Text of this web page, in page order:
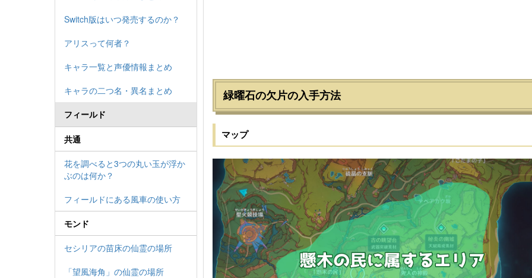
Switch版はいつ発売するのか？
アリスって何者？
キャラ一覧と声優情報まとめ
キャラの二つ名・異名まとめ
フィールド
共通
花を調べると3つの丸い玉が浮か
ぶのは何か？
フィールドにある風車の使い方
モンド
セシリアの苗床の仙霊の場所
「望風海角」の仙霊の場所
緑曜石の欠片の入手方法
マップ